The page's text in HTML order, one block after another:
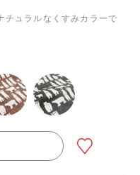
チュラルなくすみカラーで